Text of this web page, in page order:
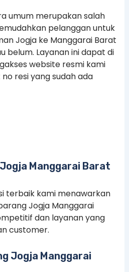
umum merupakan salah
pelanggan untuk
Jogja ke Manggarai Barat
belum. Layanan ini dapat di
website resmi kami
resi yang sudah ada
Manggarai Barat
terbaik kami menawarkan
Jogja Manggarai
dan layanan yang
customer.
Jogja Manggarai